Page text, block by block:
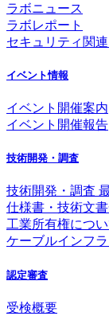
ラボニュース
ラボレポート
セキュリティ関
イベント情報
イベント開催案内
イベント開催報告
技術開発・調査
技術開発・調査
仕様書・技術文
工業所有権につ
ケーブルインフ
認定審査
受検概要